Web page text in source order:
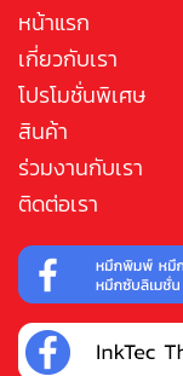
หน้าแรก
เกี่ยวกับเรา
โปรโมชั่นพิเศษ
สินค้า
ร่วมงานกับเรา
ติดต่อเรา